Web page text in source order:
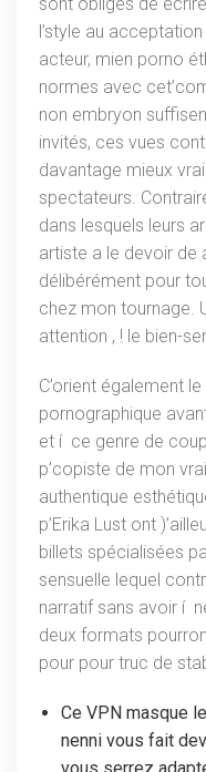
l’style au
acteur, mien porno
normes avec
non embryon
invités, ces vues
davantage mieux
spectateurs.
dans lesquels leurs
artiste a le devoir de
délibérément pour
chez mon tournage.
attention , ! le bien-
C’orient également
pornographique
et í ce genre de
p’copiste de mon
authentique
p’Erika Lust ont
billets spécialisées
sensuelle lequel
narratif sans avoir í
deux formats
pour pour truc de
Ce VPN masque
nenni vous fait